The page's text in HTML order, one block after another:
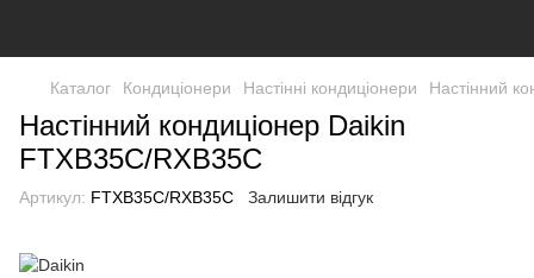
Каталог Кондиціонери Настінні кондиціонери Настінний
Настінний кондиціонер Daikin
FTXB35C/RXB35C
Артикул: FTXB35C/RXB35C Залишити відгук